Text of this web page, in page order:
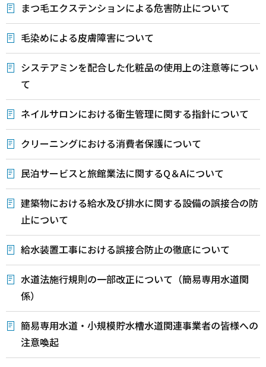
まつ毛エクステンションによる危害防止について
毛染めによる皮膚障害について
システアミンを配合した化粧品の使用上の注意等につい
て
ネイルサロンにおける衛生管理に関する指針について
クリーニングにおける消費者保護について
民泊サービスと旅館業法に関するQ＆Aについて
建築物における給水及び排水に関する設備の誤接合の防
止について
給水装置工事における誤接合防止の徹底について
水道法施行規則の一部改正について（簡易専用水道関
係）
簡易専用水道・小規模貯水槽水道関連事業者の皆様への
注意喚起